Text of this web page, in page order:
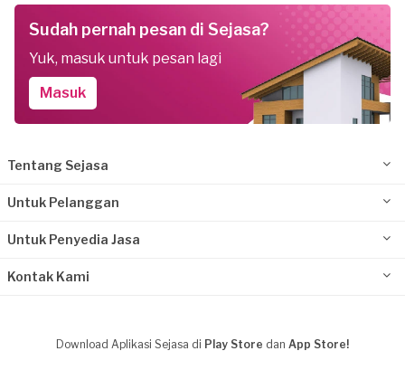
Sudah pernah pesan di Sejasa?
Yuk, masuk untuk pesan lagi
Masuk
Tentang Sejasa
Untuk Pelanggan
Untuk Penyedia Jasa
Kontak Kami
Download Aplikasi Sejasa di Play Store dan App Store!